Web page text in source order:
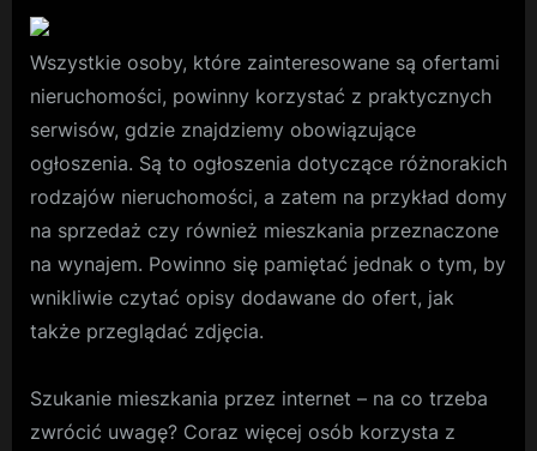
sprzedaż
Wszystkie osoby, które zainteresowane są ofertami
nieruchomości, powinny korzystać z praktycznych
serwisów, gdzie znajdziemy obowiązujące
ogłoszenia. Są to ogłoszenia dotyczące różnorakich
rodzajów nieruchomości, a zatem na przykład domy
na sprzedaż czy również mieszkania przeznaczone
na wynajem. Powinno się pamiętać jednak o tym, by
wnikliwie czytać opisy dodawane do ofert, jak
także przeglądać zdjęcia.
Szukanie mieszkania przez internet – na co trzeba
zwrócić uwagę? Coraz więcej osób korzysta z